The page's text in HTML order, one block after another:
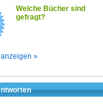
Welche Bücher sind
gefragt?
»